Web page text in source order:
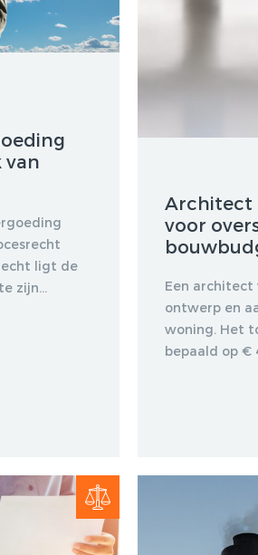
van
ligt de
zijn...
Architect
voor
Een architect
ontwerp en
woning. Het
bepaald op €